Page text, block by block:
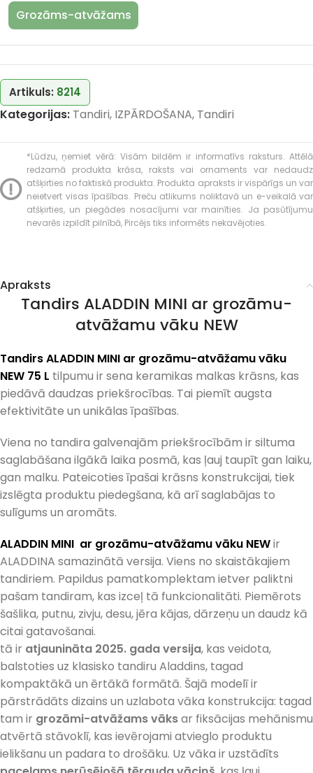
Grozāms-atvāžams
Artikuls: 8214
Kategorijas: Tandiri, IZPĀRDOŠANA, Tandiri
*Lūdzu, ņemiet vērā: Visām bildēm ir informatīvs raksturs. Attēlā
redzamā produkta krāsa, raksts vai ornaments var nedaudz
atšķirties no faktiskā produkta. Produkta apraksts ir vispārīgs un var
neietvert visas īpašības. Preču atlikums noliktavā un e-veikalā var
atšķirties, un piegādes nosacījumi var mainīties. Ja pasūtījumu
nevarēs izpildīt pilnībā, Pircējs tiks informēts nekavējoties.
Apraksts
Tandirs ALADDIN MINI ar grozāmu-
atvāžamu vāku NEW
Tandirs ALADDIN MINI ar grozāmu-atvāžamu vāku
NEW 75 L tilpumu ir sena keramikas malkas krāsns, kas
piedāvā daudzas priekšrocības. Tai piemīt augsta
efektivitāte un unikālas īpašības.
Viena no tandira galvenajām priekšrocībām ir siltuma
saglabāšana ilgākā laika posmā, kas ļauj taupīt gan laiku,
gan malku. Pateicoties īpašai krāsns konstrukcijai, tiek
izslēgta produktu piedegšana, kā arī saglabājas to
sulīgums un aromāts.
ALADDIN MINI ar grozāmu-atvāžamu vāku NEWir
ALADDINA samazinātā versija. Viens no skaistākajiem
tandiriem. Papildus pamatkomplektam ietver paliktni
pašam tandiram, kas izceļ tā funkcionalitāti. Piemērots
šašlika, putnu, zivju, desu, jēra kājas, dārzeņu un daudz kā
citai gatavošanai.
tā ir atjaunināta 2025. gada versija, kas veidota,
balstoties uz klasisko tandiru Aladdins, tagad
kompaktākā un ērtākā formātā. Šajā modelī ir
pārstrādāts dizains un uzlabota vāka konstrukcija: tagad
tam ir grozāmi-atvāžams vāksar fiksācijas mehānismu
atvērtā stāvoklī, kas ievērojami atvieglo produktu
ielikšanu un padara to drošāku. Uz vāka ir uzstādīts